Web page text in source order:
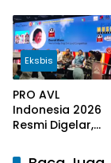
Goreng
Bersubsidi
Eksbis
PRO AVL
Indonesia 2026
Resmi Digelar,
Inovasi Teknologi